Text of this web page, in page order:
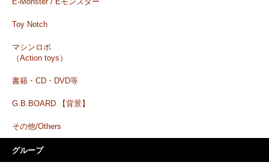
Toy Notch
マシンロボ
（Action toys）
書籍・CD・DVD等
G.B.BOARD 【背景】
その他/Others
グループ